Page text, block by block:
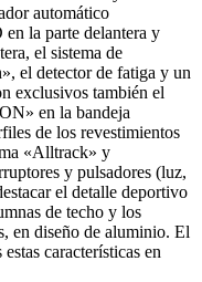
automático
la parte delantera y
el sistema de
el detector de fatiga y un
exclusivos también el
en la bandeja
de los revestimientos
«Alltrack» y
y pulsadores (luz,
el detalle deportivo
de techo y los
en diseño de aluminio. El
características en